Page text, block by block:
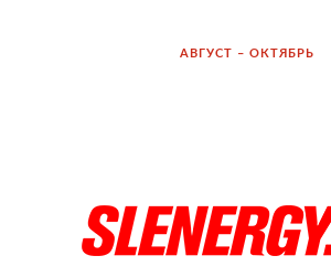
АВГУСТ – ОКТЯБРЬ